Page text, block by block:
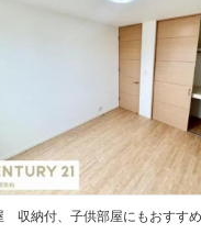
収納付、子供部屋にもおすす